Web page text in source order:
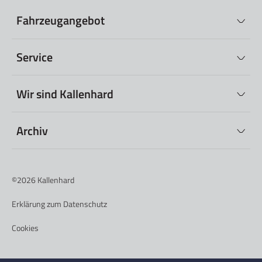
Fahrzeugangebot
Service
Wir sind Kallenhard
Archiv
©2026 Kallenhard
Erklärung zum Datenschutz
Cookies